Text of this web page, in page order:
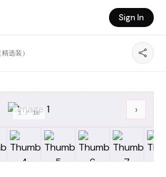
Sign In
选装）
›
1 /10